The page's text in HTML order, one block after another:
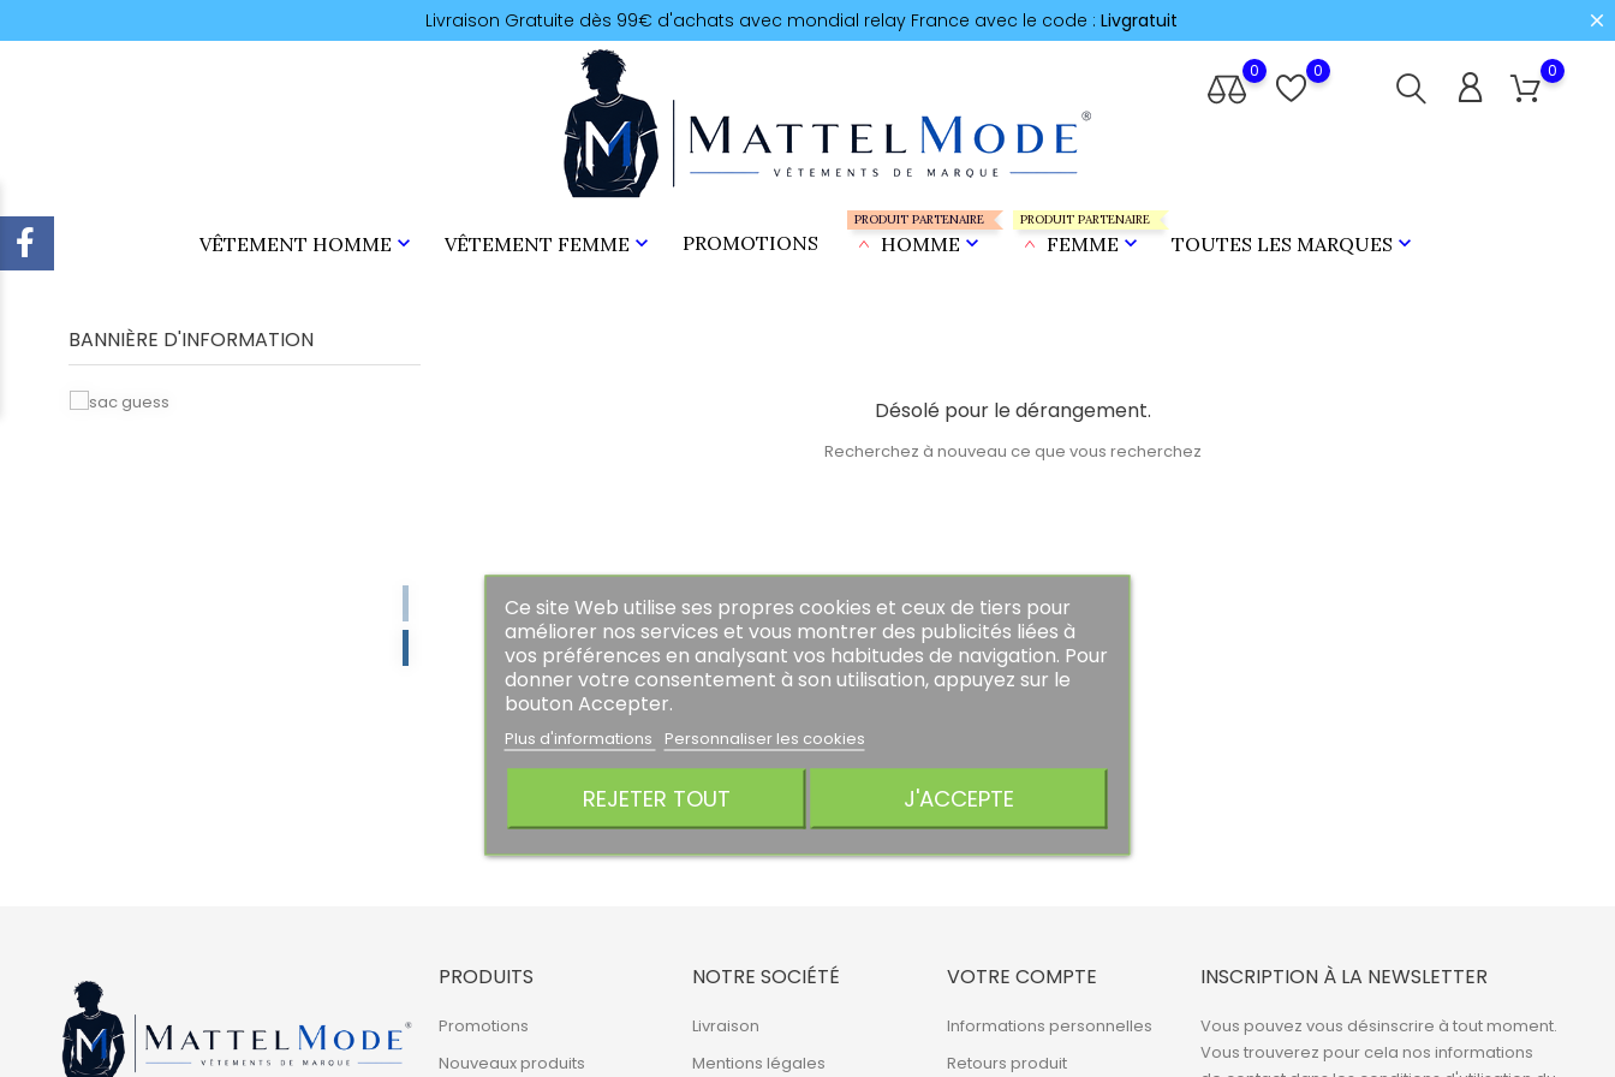
Livraison Gratuite dès 99€ d'achats avec mondial relay France avec le code : Livgratuit
0
0
0
VÊTEMENT HOMME  VÊTEMENT FEMME  PROMOTIONS
PRODUIT PARTENAIRE
HOMME 
PRODUIT PARTENAIRE
FEMME  TOUTES LES MARQUES 
Ce site Web utilise ses propres cookies et ceux de tiers pour
améliorer nos services et vous montrer des publicités liées à
vos préférences en analysant vos habitudes de navigation. Pour
donner votre consentement à son utilisation, appuyez sur le
bouton Accepter.
Plus d'informations Personnaliser les cookies
REJETER TOUT J'ACCEPTE
BANNIÈRE D'INFORMATION
Désolé pour le dérangement.
Recherchez à nouveau ce que vous recherchez
PRODUITS
Promotions
Nouveaux produits
NOTRE SOCIÉTÉ
Livraison
Mentions légales
VOTRE COMPTE
Informations personnelles
Retours produit
INSCRIPTION À LA NEWSLETTER
Vous pouvez vous désinscrire à tout moment.
Vous trouverez pour cela nos informations